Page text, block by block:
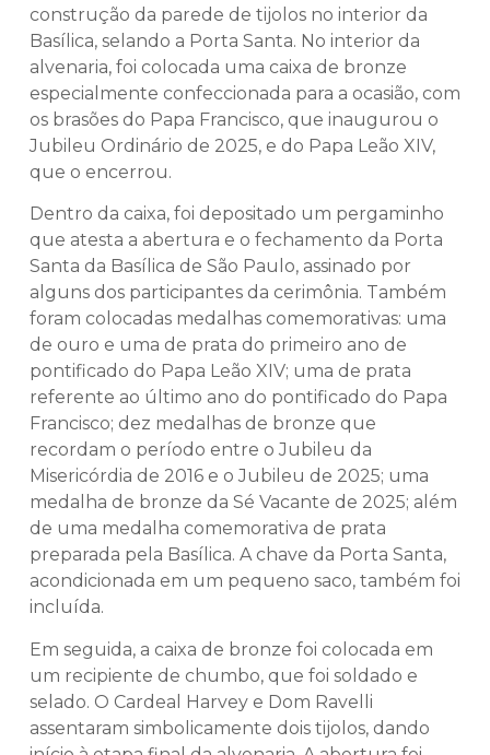
construção da parede de tijolos no interior da
Basílica, selando a Porta Santa. No interior da
alvenaria, foi colocada uma caixa de bronze
especialmente confeccionada para a ocasião, com
os brasões do Papa Francisco, que inaugurou o
Jubileu Ordinário de 2025, e do Papa Leão XIV,
que o encerrou.
Dentro da caixa, foi depositado um pergaminho
que atesta a abertura e o fechamento da Porta
Santa da Basílica de São Paulo, assinado por
alguns dos participantes da cerimônia. Também
foram colocadas medalhas comemorativas: uma
de ouro e uma de prata do primeiro ano de
pontificado do Papa Leão XIV; uma de prata
referente ao último ano do pontificado do Papa
Francisco; dez medalhas de bronze que
recordam o período entre o Jubileu da
Misericórdia de 2016 e o Jubileu de 2025; uma
medalha de bronze da Sé Vacante de 2025; além
de uma medalha comemorativa de prata
preparada pela Basílica. A chave da Porta Santa,
acondicionada em um pequeno saco, também foi
incluída.
Em seguida, a caixa de bronze foi colocada em
um recipiente de chumbo, que foi soldado e
selado. O Cardeal Harvey e Dom Ravelli
assentaram simbolicamente dois tijolos, dando